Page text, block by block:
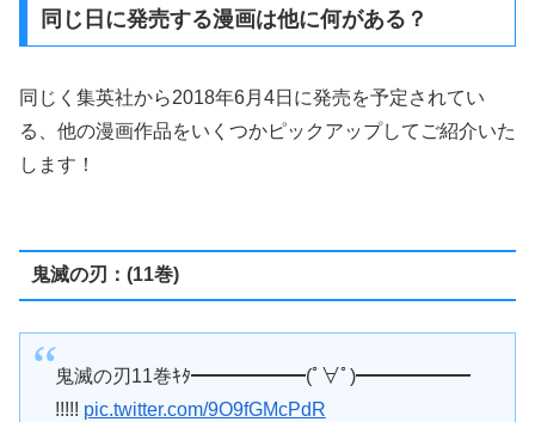
同じ日に発売する漫画は他に何がある？
同じく集英社から2018年6月4日に発売を予定されてい
る、他の漫画作品をいくつかピックアップしてご紹介いた
します！
鬼滅の刃：(11巻)
鬼滅の刃11巻ｷﾀ━━━━━━(ﾟ∀ﾟ)━━━━━━
!!!!! pic.twitter.com/9O9fGMcPdR